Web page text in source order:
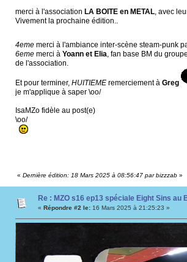
merci à l'association LA BOITE en METAL, avec
Vivement la prochaine édition..
4eme merci à l'ambiance inter-scène steam-punk
6eme merci à Yoann et Elia, fan base BM du
de l'association.
Et pour terminer, HUITIEME remerciement à Greg
je m'applique à saper \oo/
IsaMZo fidèle au post(e)
\oo/
« Dernière édition: 18 Mars 2025 à 08:56:47 par bizzzab »
Re : MZO s16 ep13 spéciale Eight Sins au
« Répondre #2 le: 16 Mars 2025 à 21:25:23 »